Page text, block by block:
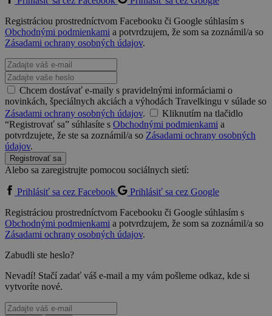
Registráciou prostredníctvom Facebooku či Google súhlasím s
Obchodnými podmienkami a potvrdzujem, že som sa zoznámil/a so
Zásadami ochrany osobných údajov.
Chcem dostávať e-maily s pravidelnými informáciami o
novinkách, špeciálnych akciách a výhodách Travelkingu v súlade so
Zásadami ochrany osobných údajov.
Kliknutím na tlačidlo
“Registrovať sa” súhlasíte s Obchodnými podmienkami a
potvrdzujete, že ste sa zoznámil/a so Zásadami ochrany osobných
údajov.
Registrovať sa
Alebo sa zaregistrujte pomocou sociálnych sietí:
Prihlásiť sa cez Facebook
Prihlásiť sa cez Google
Registráciou prostredníctvom Facebooku či Google súhlasím s
Obchodnými podmienkami a potvrdzujem, že som sa zoznámil/a so
Zásadami ochrany osobných údajov.
Zabudli ste heslo?
Nevadí! Stačí zadať váš e-mail a my vám pošleme odkaz, kde si
vytvoríte nové.